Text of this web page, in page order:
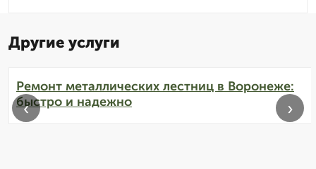
Другие услуги
Ремонт металлических лестниц в Воронеже:
быстро и надежно
‹ ›